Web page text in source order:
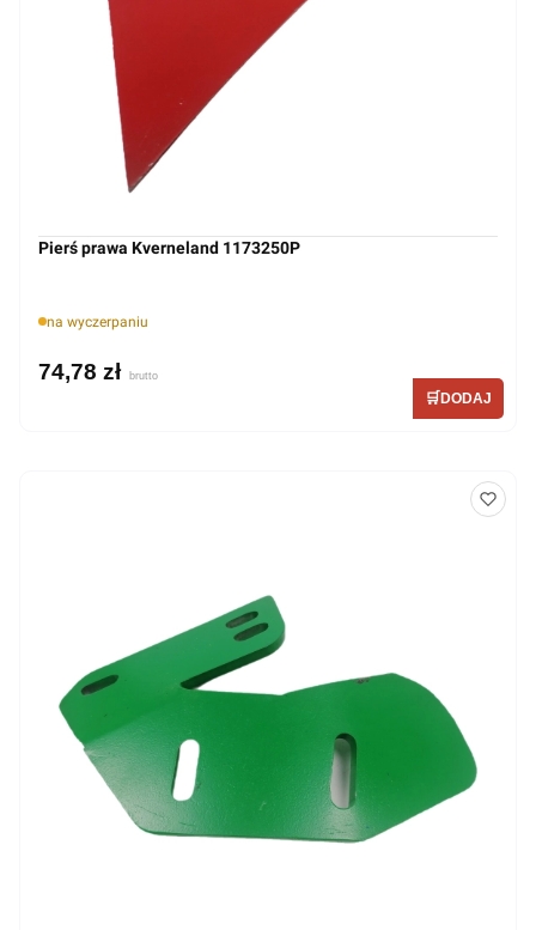
Pierś prawa Kverneland 1173250P
na wyczerpaniu
74,78 zł